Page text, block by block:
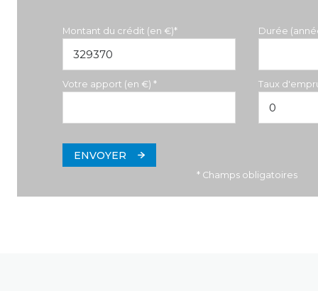
Montant du crédit (en €)* Durée
Votre apport (en €) * Taux
ENVOYER
* Champs obligatoires